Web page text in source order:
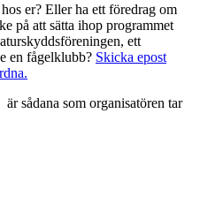
er? Eller ha ett föredrag om
på att sätta ihop programmet
ett
en fågelklubb? Skicka epost
är sådana som organisatören tar